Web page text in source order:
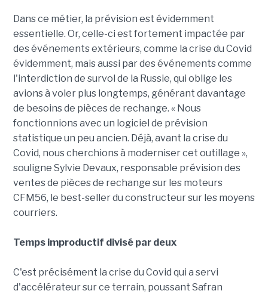
Dans ce métier, la prévision est évidemment
essentielle. Or, celle-ci est fortement impactée par
des événements extérieurs, comme la crise du Covid
évidemment, mais aussi par des événements comme
l'interdiction de survol de la Russie, qui oblige les
avions à voler plus longtemps, générant davantage
de besoins de pièces de rechange. « Nous
fonctionnions avec un logiciel de prévision
statistique un peu ancien. Déjà, avant la crise du
Covid, nous cherchions à moderniser cet outillage »,
souligne Sylvie Devaux, responsable prévision des
ventes de pièces de rechange sur les moteurs
CFM56, le best-seller du constructeur sur les moyens
courriers.
Temps improductif divisé par deux
C'est précisément la crise du Covid qui a servi
d'accélérateur sur ce terrain, poussant Safran